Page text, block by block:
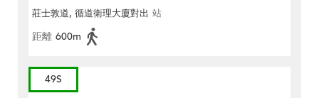
莊士敦道, 循道衛理大廈對出 站
距離 600m
49S